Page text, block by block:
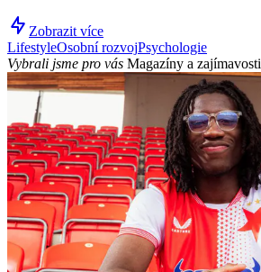
Zobrazit více
LifestyleOsobní rozvojPsychologie
Vybrali jsme pro vás Magazíny a zajímavosti